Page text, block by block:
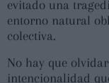
evitado una
entorno natural
colectiva.
No hay que
intencionalidad